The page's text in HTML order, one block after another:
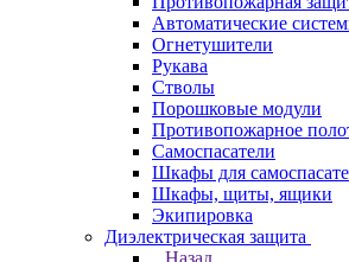
Автоматические
Огнетушители
Рукава
Стволы
Порошковые модули
Противопожарное
Самоспасатели
Шкафы для
Шкафы, щиты, ящики
Экипировка
Диэлектрическая защита
Назад